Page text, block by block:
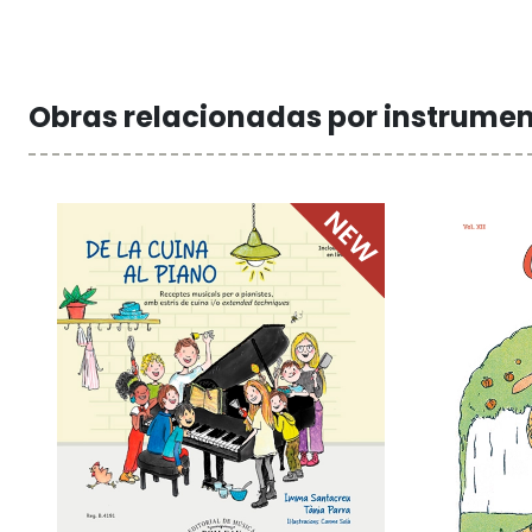
Obras relacionadas por